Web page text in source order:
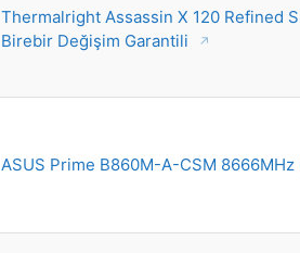
Thermalright Assassin X 120 Refined
Birebir Değişim Garantili
ASUS Prime B860M-A-CSM 8666MHz